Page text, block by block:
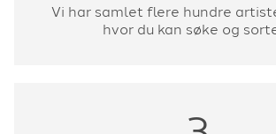
Vi har samlet flere hundre
hvor du kan søke og